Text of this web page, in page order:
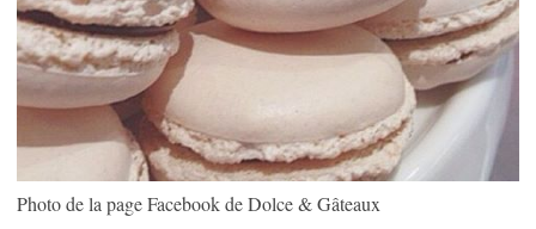
Photo de la page Facebook de Dolce & Gâteaux